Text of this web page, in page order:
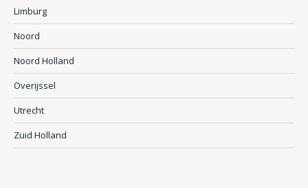
Limburg
Noord
Noord Holland
Overijssel
Utrecht
Zuid Holland